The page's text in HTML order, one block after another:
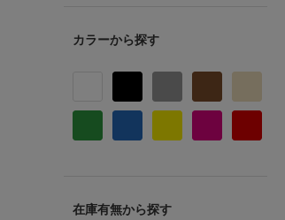
カラー
在庫有無